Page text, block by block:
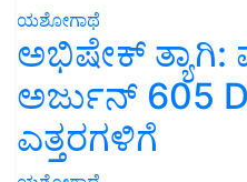
ಯಶೋಗಾಥೆ
ಅಭಿಷೇಕ್ ತ್ಯಾಗಿ:
ಅರ್ಜುನ್ 605
ಎತ್ತರಗಳಿಗೆ